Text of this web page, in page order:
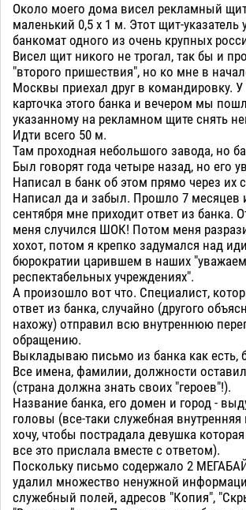
Около моего дома висел рекламный
маленький 0,5 х 1 м. Этот щит-указатель
банкомат одного из очень крупных
Висел щит никого не трогал, так бы и
"второго пришествия", но ко мне в
Москвы приехал друг в командировку.
карточка этого банка и вечером мы
указанному на рекламном щите снять
Идти всего 50 м.
Там проходная небольшого завода, но
Был говорят года четыре назад, но его
Написал в банк об этом прямо через их
Написал да и забыл. Прошло 7 месяцев
сентября мне приходит ответ из банка.
меня случился ШОК! Потом меня
хохот, потом я крепко задумался над
бюрократии царившем в наших
респектабельных учреждениях".
А произошло вот что. Специалист,
ответ из банка, случайно (другого
нахожу) отправил всю внутреннюю
обращению.
Выкладываю письмо из банка как есть,
Все имена, фамилии, должности
(страна должна знать своих "героев"!).
Название банка, его домен и город -
головы (все-таки служебная
хочу, чтобы пострадала девушка
все это прислала вместе с ответом).
Поскольку письмо содержало 2
удалил множество ненужной
служебный полей, адресов "Копия",